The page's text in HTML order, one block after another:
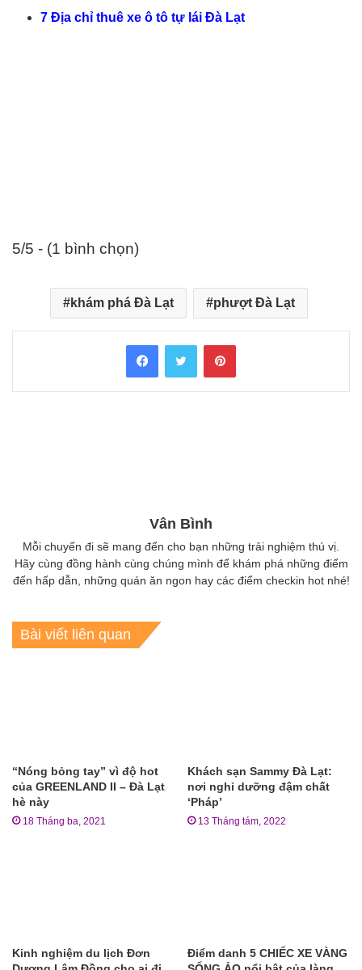
7 Địa chỉ thuê xe ô tô tự lái Đà Lạt
5/5 - (1 bình chọn)
khám phá Đà Lạt phượt Đà Lạt
FacebookTwitter Pinterest
Vân Bình
Mỗi chuyến đi sẽ mang đến cho bạn những trải nghiệm thú vị.
Hãy cùng đồng hành cùng chúng mình để khám phá những điểm
đến hấp dẫn, những quán ăn ngon hay các điểm checkin hot nhé!
Bài viết liên quan
“Nóng bỏng tay” vì độ hot
của GREENLAND II – Đà Lạt
hè này
18 Tháng ba, 2021
Khách sạn Sammy Đà Lạt:
nơi nghỉ dưỡng đậm chất
‘Pháp’
13 Tháng tám, 2022
Kinh nghiệm du lịch Đơn
Điểm danh 5 CHIẾC XE VÀNG